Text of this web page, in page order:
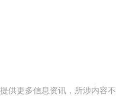
供更多信息资讯，所涉内容